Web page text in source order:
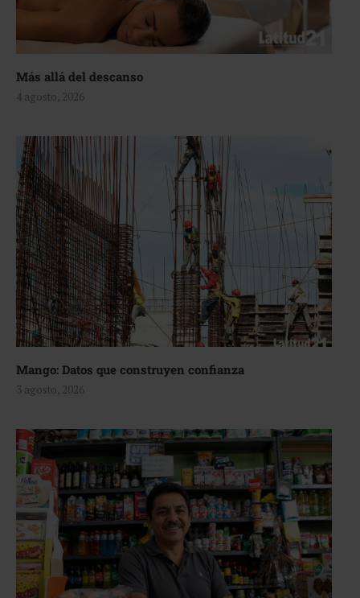
Más allá del descanso
4 agosto, 2026
Mango: Datos que construyen confianza
3 agosto, 2026